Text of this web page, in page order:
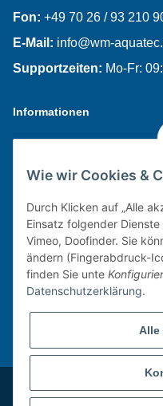
Fon: +49 70 26 / 93 210
E-Mail: info@wm-
Supportzeiten: Mo-Fr:
Informationen
Newsletter
Verpassen Sie keine
Innovationen rund um
* Alle Preise inkl.
Wie wir Cookies &
Durch Klicken auf „Alle
Einsatz folgender
Vimeo, Doofinder. Sie
ändern (Fingerabdruck-
finden Sie unte
Datenschutzerklärung.
Alle